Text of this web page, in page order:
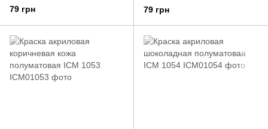
79 грн 79 грн